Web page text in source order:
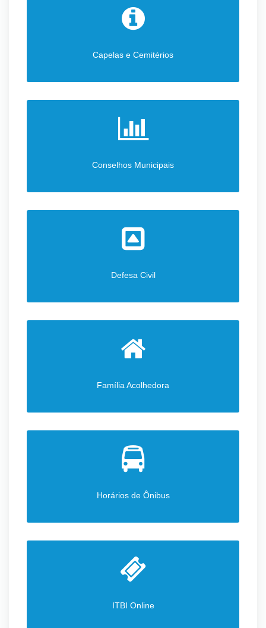
Capelas e Cemitérios
Conselhos Municipais
Defesa Civil
Família Acolhedora
Horários de Ônibus
ITBI Online